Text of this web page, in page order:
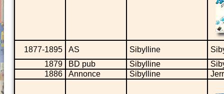
1877-1895 AS Sibylline
1879
BD pub Sibylline
1886
Annonce Sibylline